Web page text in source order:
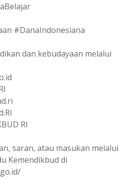
#DanaIndonesiana
dan kebudayaan melalui
RI
saran, atau masukan melalui
Kemendikbud di